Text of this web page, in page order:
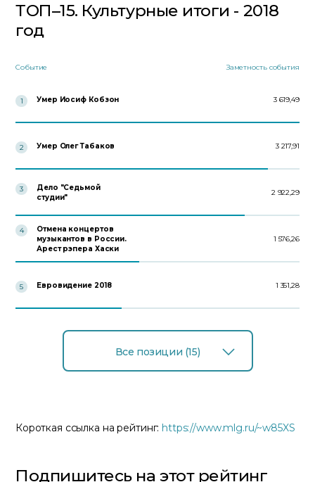
ТОП–15. Культурные итоги - 2018
год
Событие Заметность события
1 Умер Иосиф Кобзон 3 619,49
2 Умер Олег Табаков 3 217,91
3
Дело "Седьмой
студии"
2 922,29
4
Отмена концертов
музыкантов в России.
Арест рэпера Хаски
1 576,26
5 Евровидение 2018 1 351,28
Все позиции (15)
Короткая ссылка на рейтинг: https://www.mlg.ru/~w85XS
Подпишитесь на этот рейтинг